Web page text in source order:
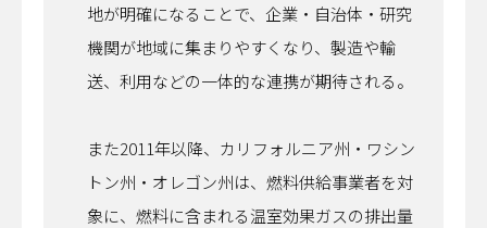
地が明確になることで、企業・自治体・研究
機関が地域に集まりやすくなり、製造や輸
送、利用などの一体的な連携が期待される。
また2011年以降、カリフォルニア州・ワシン
トン州・オレゴン州は、燃料供給事業者を対
象に、燃料に含まれる温室効果ガスの排出量